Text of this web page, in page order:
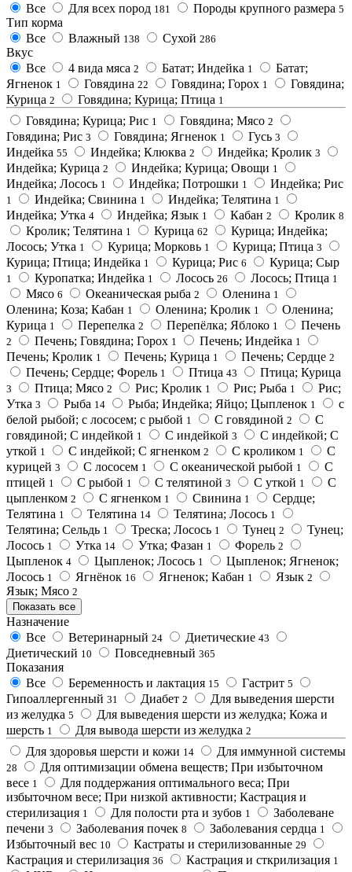
Все
Для всех пород 181 Породы крупного размера 5
Тип корма
Все
Влажный 138 Сухой 286
Вкус
Все
4 вида мяса 2 Батат; Индейка 1
Батат;
Ягненок 1 Говядина 22 Говядина; Горох 1
Говядина;
Курица 2 Говядина; Курица; Птица 1
Говядина; Курица; Рис 1 Говядина; Мясо 2
Говядина; Рис 3 Говядина; Ягненок 1 Гусь 3
Индейка 55 Индейка; Клюква 2 Индейка; Кролик 3
Индейка; Курица 2 Индейка; Курица; Овощи 1
Индейка; Лосось 1 Индейка; Потрошки 1 Индейка; Рис
1 Индейка; Свинина 1 Индейка; Телятина 1
Индейка; Утка 4 Индейка; Язык 1 Кабан 2 Кролик 8
Кролик; Телятина 1 Курица 62
Курица; Индейка;
Лосось; Утка 1 Курица; Морковь 1 Курица; Птица 3
Курица; Птица; Индейка 1 Курица; Рис 6 Курица; Сыр
1 Куропатка; Индейка 1 Лосось 26 Лосось; Птица 1
Мясо 6 Океаническая рыба 2 Оленина 1
Оленина; Коза; Кабан 1 Оленина; Кролик 1
Оленина;
Курица 1 Перепелка 2 Перепёлка; Яблоко 1 Печень
2 Печень; Говядина; Горох 1 Печень; Индейка 1
Печень; Кролик 1 Печень; Курица 1 Печень; Сердце 2
Печень; Сердце; Форель 1 Птица 43 Птица; Курица
3 Птица; Мясо 2 Рис; Кролик 1 Рис; Рыба 1
Рис;
Утка 3 Рыба 14 Рыба; Индейка; Яйцо; Цыпленок 1
с
белой рыбой; с лососем; с рыбой 1 С говядиной 2
С
говядиной; С индейкой 1 С индейкой 3
С индейкой; С
уткой 1 С индейкой; С ягненком 2 С кроликом 1
С
курицей 3 С лососем 1 С океанической рыбой 1
С
птицей 1 С рыбой 1 С телятиной 3 С уткой 1
С
цыпленком 2 С ягненком 1 Свинина 1
Сердце;
Телятина 1 Телятина 14 Телятина; Лосось 1
Телятина; Сельдь 1 Треска; Лосось 1 Тунец 2
Тунец;
Лосось 1 Утка 14 Утка; Фазан 1 Форель 2
Цыпленок 4 Цыпленок; Лосось 1
Цыпленок; Ягненок;
Лосось 1 Ягнёнок 16 Ягненок; Кабан 1 Язык 2
Язык; Мясо 2
Показать все
Назначение
Все
Ветеринарный 24 Диетические 43
Диетический 10 Повседневный 365
Показания
Все
Беременность и лактация 15 Гастрит 5
Гипоаллергенный 31 Диабет 2
Для выведения шерсти
из желудка 5
Для выведения шерсти из желудка; Кожа и
шерсть 1 Для вывода шерсти из желудка 2
Для здоровья шерсти и кожи 14 Для иммунной системы
28
Для оптимизации обмена веществ; При избыточном
весе 1
Для поддержания оптимального веса; При
избыточном весе; При низкой активности; Кастрация и
стерилизация 1 Для полости рта и зубов 1
Заболеване
печени 3 Заболевания почек 8 Заболевания сердца 1
Избыточный вес 10 Кастраты и стерилизованные 29
Кастрация и стерилизация 36 Кастрация и сткрилизация 1